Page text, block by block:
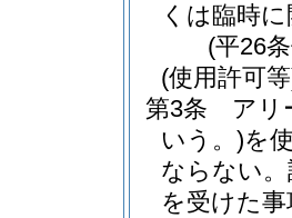
くは臨時
(平26
(使用許可
第3条
アリ
いう。)を
ならない。
を受けた